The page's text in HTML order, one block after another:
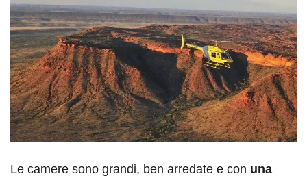
Le camere sono grandi, ben arredate e con una